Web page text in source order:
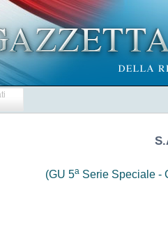
(GU 5a Serie Speciale -